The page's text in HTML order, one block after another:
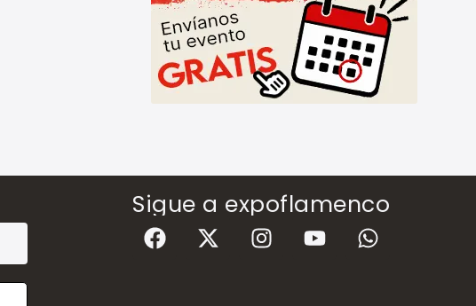
Sigue a expoflamenco